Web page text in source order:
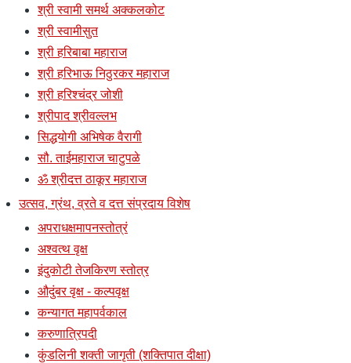
श्री स्वामी समर्थ अक्कलकोट
श्री स्वामीसुत
श्री हरिबाबा महाराज
श्री हरिभाऊ निठुरकर महाराज
श्री हरिश्चंद्र जोशी
श्रीपाद श्रीवल्लभ
सिद्धयोगी अभिषेक वैरागी
सौ. ताईमहाराज चाटुपळे
ॐ श्रीदत्त ठाकूर महाराज
उत्सव, ग्रंथ, व्रते व दत्त संप्रदाय विशेष
अपराधक्षमापनस्तोत्रं
अश्वत्थ वृक्ष
इंदुकोटी तेजकिरण स्तोत्र
औदुंबर वृक्ष - कल्पवृक्ष
कन्यागत महापर्वकाल
करुणात्रिपदी
कुंडलिनी शक्ती जागृती (शक्तिपात दीक्षा)